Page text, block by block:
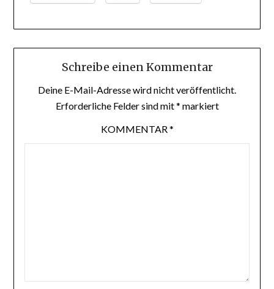
Schreibe einen Kommentar
Deine E-Mail-Adresse wird nicht veröffentlicht.
Erforderliche Felder sind mit* markiert
KOMMENTAR*